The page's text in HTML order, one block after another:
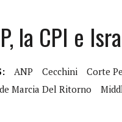
la CPI e
ANP Cecchini Corte
Marcia Del Ritorno